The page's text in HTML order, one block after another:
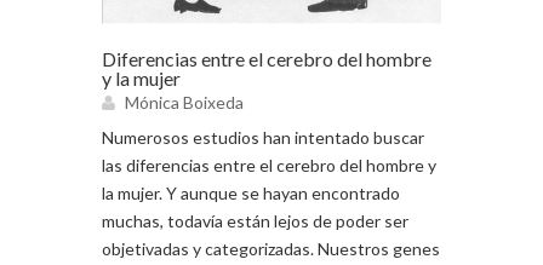
Diferencias entre el cerebro del hombre
y la mujer
Mónica Boixeda
Numerosos estudios han intentado buscar
las diferencias entre el cerebro del hombre y
la mujer. Y aunque se hayan encontrado
muchas, todavía están lejos de poder ser
objetivadas y categorizadas. Nuestros genes